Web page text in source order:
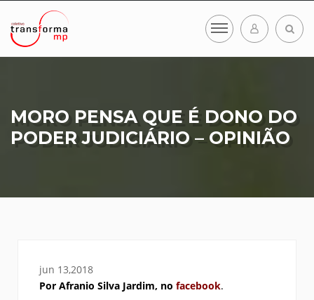
MORO PENSA QUE É DONO DO
PODER JUDICIÁRIO – OPINIÃO
jun 13,2018
Por Afranio Silva Jardim, no facebook.